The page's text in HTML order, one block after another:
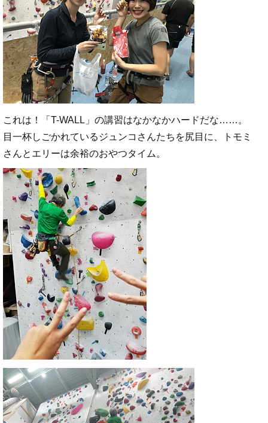
これは！「T-WALL」の講習はなかなかハードだな……。
目一杯しごかれているジュンコさんたちを尻目に、トモミ
さんとエリーは余裕のおやつタイム。